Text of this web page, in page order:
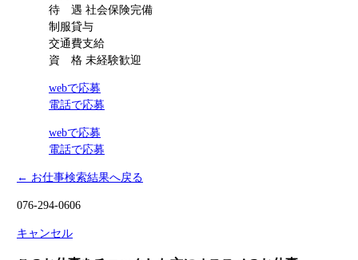
待 遇 社会保険完備
制服貸与
交通費支給
資 格 未経験歓迎
webで応募
電話で応募
webで応募
電話で応募
← お仕事検索結果へ戻る
076-294-0606
キャンセル